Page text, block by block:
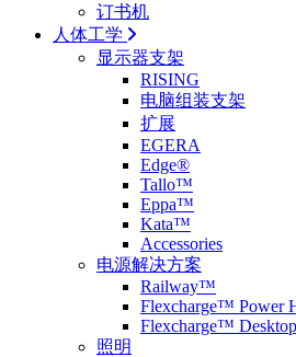
订书机
人体工学
显示器支架
RISING
电脑组装支架
扩展
EGERA
Edge®
Tallo™
Eppa™
Kata™
Accessories
电源解决方案
Railway™
Flexcharge™ Power
Flexcharge™
照明